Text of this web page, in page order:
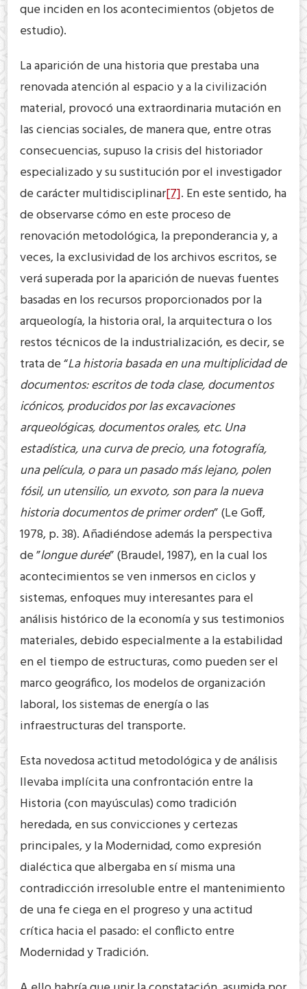
que inciden en los acontecimientos (objetos de
estudio).
La aparición de una historia que prestaba una
renovada atención al espacio y a la civilización
material, provocó una extraordinaria mutación en
las ciencias sociales, de manera que, entre otras
consecuencias, supuso la crisis del historiador
especializado y su sustitución por el investigador
de carácter multidisciplinar[7]. En este sentido, ha
de observarse cómo en este proceso de
renovación metodológica, la preponderancia y, a
veces, la exclusividad de los archivos escritos, se
verá superada por la aparición de nuevas fuentes
basadas en los recursos proporcionados por la
arqueología, la historia oral, la arquitectura o los
restos técnicos de la industrialización, es decir, se
trata de “La historia basada en una multiplicidad de
documentos: escritos de toda clase, documentos
icónicos, producidos por las excavaciones
arqueológicas, documentos orales, etc. Una
estadística, una curva de precio, una fotografía,
una película, o para un pasado más lejano, polen
fósil, un utensilio, un exvoto, son para la nueva
historia documentos de primer orden” (Le Goff,
1978, p. 38). Añadiéndose además la perspectiva
de ”longue durée” (Braudel, 1987), en la cual los
acontecimientos se ven inmersos en ciclos y
sistemas, enfoques muy interesantes para el
análisis histórico de la economía y sus testimonios
materiales, debido especialmente a la estabilidad
en el tiempo de estructuras, como pueden ser el
marco geográfico, los modelos de organización
laboral, los sistemas de energía o las
infraestructuras del transporte.
Esta novedosa actitud metodológica y de análisis
llevaba implícita una confrontación entre la
Historia (con mayúsculas) como tradición
heredada, en sus convicciones y certezas
principales, y la Modernidad, como expresión
dialéctica que albergaba en sí misma una
contradicción irresoluble entre el mantenimiento
de una fe ciega en el progreso y una actitud
crítica hacia el pasado: el conflicto entre
Modernidad y Tradición.